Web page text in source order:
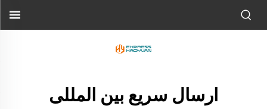
ارسال سریع بین المللی